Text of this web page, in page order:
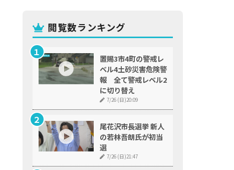
閲覧数ランキング
置賜3市4町の警戒レ
ベル4土砂災害危険警
報 全て警戒レベル2
に切り替え
7/26 (日)20:09
尾花沢市長選挙 新人
の若林吾朗氏が初当
選
7/26 (日)21:47